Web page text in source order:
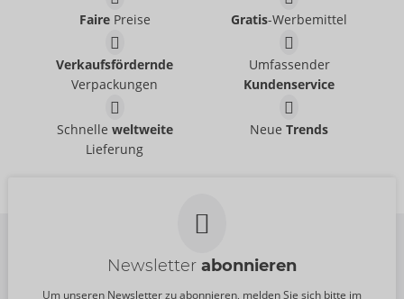
Cottelli PARTY- ORION Brand
22606971021
Cottelli PARTY- ORION Brand
FairePreise Gratis-Werbemittel
Verkaufsfördernde
Verpackungen
Umfassender
Kundenservice
Schnelle weltweite
Lieferung
NeueTrends
Newsletter abonnieren
Um unseren Newsletter zu abonnieren, melden Sie sich bitte im